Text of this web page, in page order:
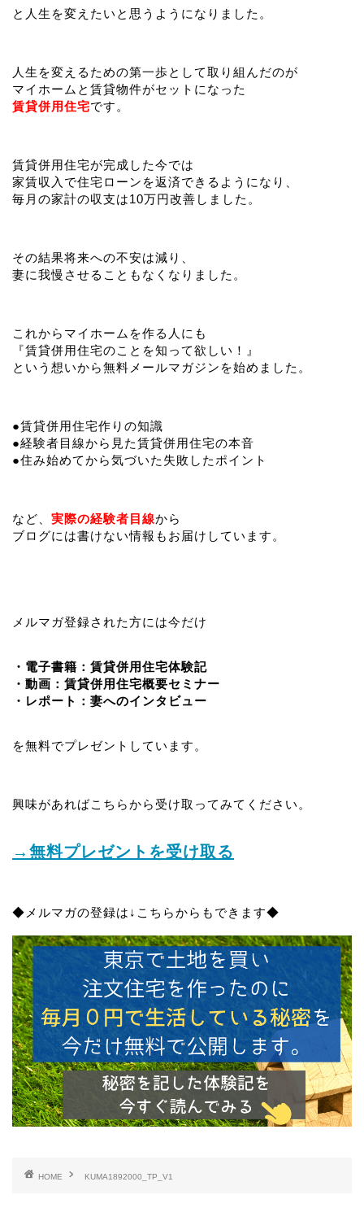
と人生を変えたいと思うようになりました。
人生を変えるための第一歩として取り組んだのが
マイホームと賃貸物件がセットになった
賃貸併用住宅です。
賃貸併用住宅が完成した今では
家賃収入で住宅ローンを返済できるようになり、
毎月の家計の収支は10万円改善しました。
その結果将来への不安は減り、
妻に我慢させることもなくなりました。
これからマイホームを作る人にも
『賃貸併用住宅のことを知って欲しい！』
という想いから無料メールマガジンを始めました。
●賃貸併用住宅作りの知識
●経験者目線から見た賃貸併用住宅の本音
●住み始めてから気づいた失敗したポイント
など、 実際の経験者目線から
ブログには書けない情報もお届けしています。
メルマガ登録された方には今だけ
・電子書籍：賃貸併用住宅体験記
・動画：賃貸併用住宅概要セミナー
・レポート：妻へのインタビュー
を無料でプレゼントしています。
興味があればこちらから受け取ってみてください。
→無料プレゼントを受け取る
◆メルマガの登録は↓こちらからもできます◆
HOME KUMA1892000_TP_V1